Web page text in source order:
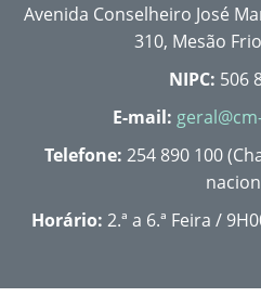
Avenida Conselheiro José
310, Mesão
NIPC: 506
E-mail:
Telefone: 254 890 100
Horário: 2.ª a 6.ª Feira /